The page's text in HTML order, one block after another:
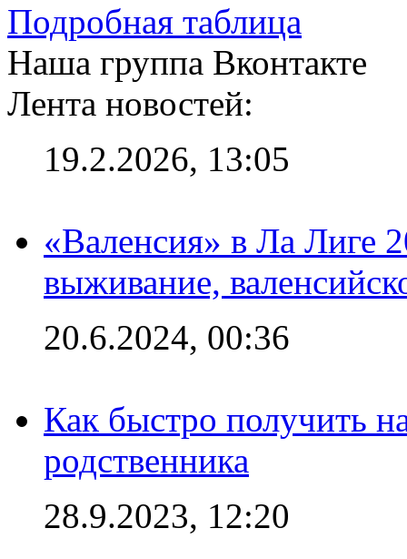
Подробная таблица
Наша группа Вконтакте
Лента новостей:
19.2.2026, 13:05
«Валенсия» в Ла Лиге
выживание,
20.6.2024, 00:36
Как быстро получить
родственника
28.9.2023, 12:20